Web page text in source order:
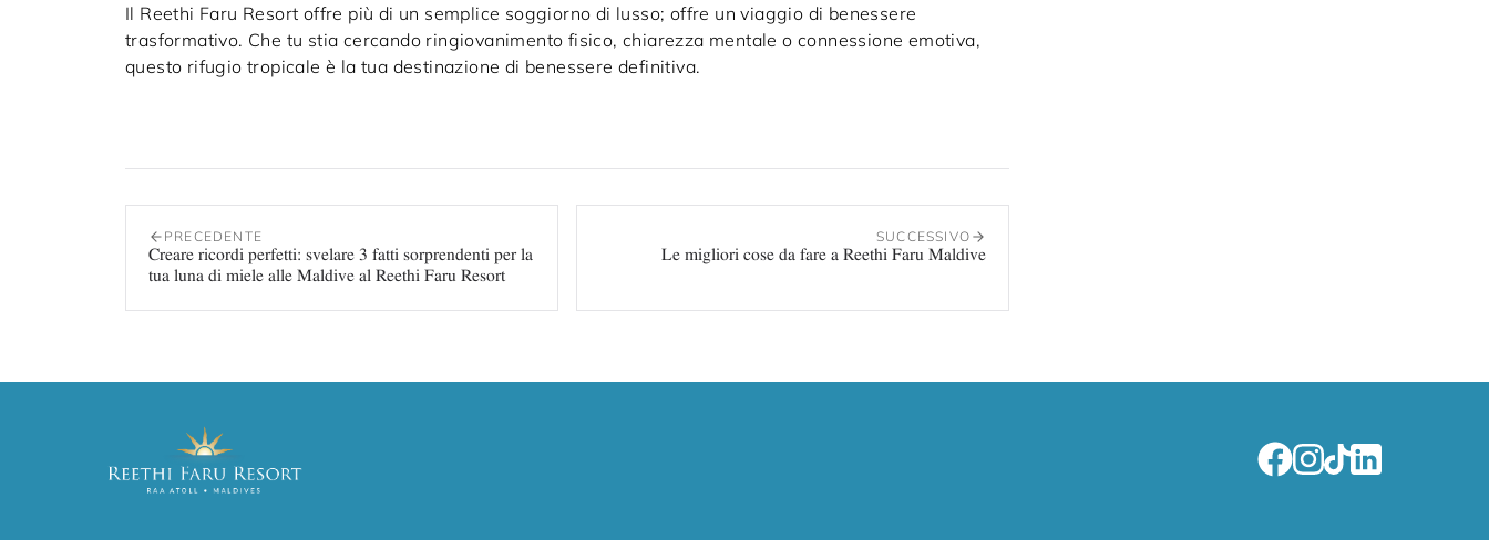
Il Reethi Faru Resort offre più di un semplice soggiorno di lusso; offre un viaggio di benessere
trasformativo. Che tu stia cercando ringiovanimento fisico, chiarezza mentale o connessione emotiva,
questo rifugio tropicale è la tua destinazione di benessere definitiva.
PRECEDENTE
Creare ricordi perfetti: svelare 3 fatti sorprendenti per la
tua luna di miele alle Maldive al Reethi Faru Resort
SUCCESSIVO
Le migliori cose da fare a Reethi Faru Maldive